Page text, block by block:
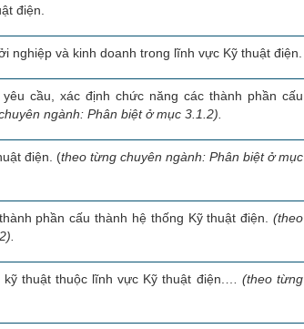
điện.
nghiệp và kinh doanh trong lĩnh vực Kỹ thuật điện.
cầu, xác định chức năng các thành phần cấu
ngành: Phân biệt ở mục 3.1.2).
điện. (theo từng chuyên ngành: Phân biệt ở mục
phần cấu thành hệ thống Kỹ thuật điện. (theo
thuật thuộc lĩnh vực Kỹ thuật điện.… (theo từng